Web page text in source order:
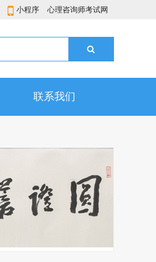
小程序 心理咨询师考试网
联系我们